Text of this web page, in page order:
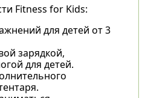
Fitness for Kids:
для детей от 3
зарядкой,
для детей.